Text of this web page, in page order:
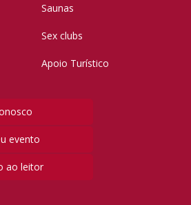
Saunas
Sex clubs
Apoio Turístico
evento
ao leitor